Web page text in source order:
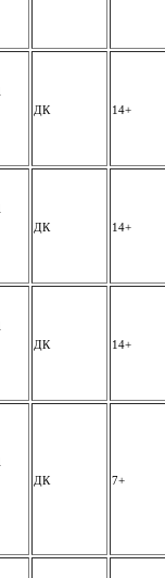
ДК 14+
ДК 14+
ДК 14+
ДК 7+